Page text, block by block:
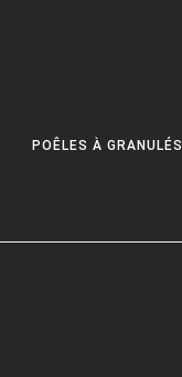
POÊLES À GRANULÉS